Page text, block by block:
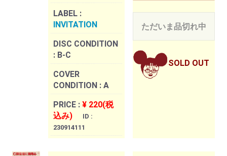
LABEL :
INVITATION
DISC CONDITION
: B-C
COVER
CONDITION : A
PRICE : ¥ 220(税
込み)
ID :
230914111
ただいま品切れ中
SOLD OUT